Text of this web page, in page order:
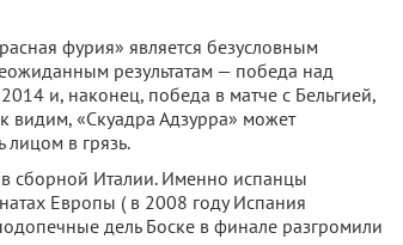
фурия» является безусловным
результатам — победа над
и, наконец, победа в матче с Бельгией,
видим, «Скуадра Адзурра» может
в грязь.
сборной Италии. Именно испанцы
Европы ( в 2008 году Испания
дель Боске в финале разгромили